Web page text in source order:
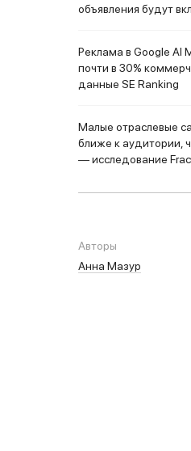
объявления будут
Реклама в Google AI
почти в 30%
данные SE Ranking
Малые отраслевые
ближе к аудитории,
— исследование
Авторы
Анна Мазур